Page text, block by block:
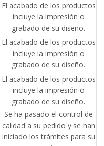
El acabado de los productos
incluye la impresión o
grabado de su diseño.
El acabado de los productos
incluye la impresión o
grabado de su diseño.
El acabado de los productos
incluye la impresión o
grabado de su diseño.
Se ha pasado el control de
calidad a su pedido y se han
iniciado los trámites para su